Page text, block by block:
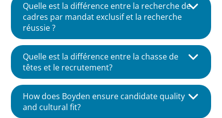
Quelle est la différence entre la recherche de
cadres par mandat exclusif et la recherche
réussie ?
Quelle est la différence entre le
recrutement de cadres par mandat
Le recrutement par mandat exclusif et le
recrutement réussi sont deux approches
Quelle est la différence entre la chasse de
têtes et le recrutement?
Le recrutement de cadres supérieurs et le
recrutement classique concourent tous deux à
How does Boyden ensure candidate quality
and cultural fit?